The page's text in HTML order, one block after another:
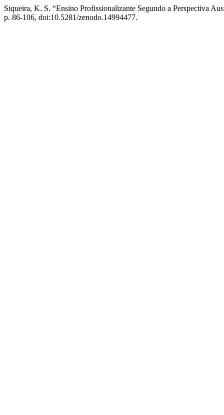
Siqueira, K. S. “Ensino Profissionalizante Segundo a Perspectiva
p. 86-106, doi:10.5281/zenodo.14994477.